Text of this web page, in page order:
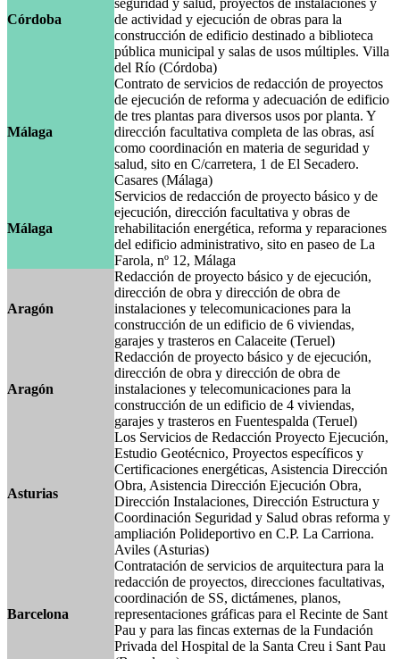
Córdoba
de actividad y ejecución de obras para la
construcción de edificio destinado a biblioteca
pública municipal y salas de usos múltiples. Villa
del Río (Córdoba)
Málaga
Contrato de servicios de redacción de proyectos
de ejecución de reforma y adecuación de edificio
de tres plantas para diversos usos por planta. Y
dirección facultativa completa de las obras, así
como coordinación en materia de seguridad y
salud, sito en C/carretera, 1 de El Secadero.
Casares (Málaga)
Málaga
Servicios de redacción de proyecto básico y de
ejecución, dirección facultativa y obras de
rehabilitación energética, reforma y reparaciones
del edificio administrativo, sito en paseo de La
Farola, nº 12, Málaga
Aragón
Redacción de proyecto básico y de ejecución,
dirección de obra y dirección de obra de
instalaciones y telecomunicaciones para la
construcción de un edificio de 6 viviendas,
garajes y trasteros en Calaceite (Teruel)
Aragón
Redacción de proyecto básico y de ejecución,
dirección de obra y dirección de obra de
instalaciones y telecomunicaciones para la
construcción de un edificio de 4 viviendas,
garajes y trasteros en Fuentespalda (Teruel)
Asturias
Los Servicios de Redacción Proyecto Ejecución,
Estudio Geotécnico, Proyectos específicos y
Certificaciones energéticas, Asistencia Dirección
Obra, Asistencia Dirección Ejecución Obra,
Dirección Instalaciones, Dirección Estructura y
Coordinación Seguridad y Salud obras reforma y
ampliación Polideportivo en C.P. La Carriona.
Aviles (Asturias)
Barcelona
Contratación de servicios de arquitectura para la
redacción de proyectos, direcciones facultativas,
coordinación de SS, dictámenes, planos,
representaciones gráficas para el Recinte de Sant
Pau y para las fincas externas de la Fundación
Privada del Hospital de la Santa Creu i Sant Pau